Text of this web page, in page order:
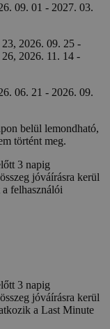
09. 01 - 2027. 03.
2026. 09. 25 -
2026. 11. 14 -
06. 21 - 2026. 09.
belül lemondható,
történt meg.
3 napig
jóváírásra kerül
felhasználói
3 napig
jóváírásra kerül
a Last Minute